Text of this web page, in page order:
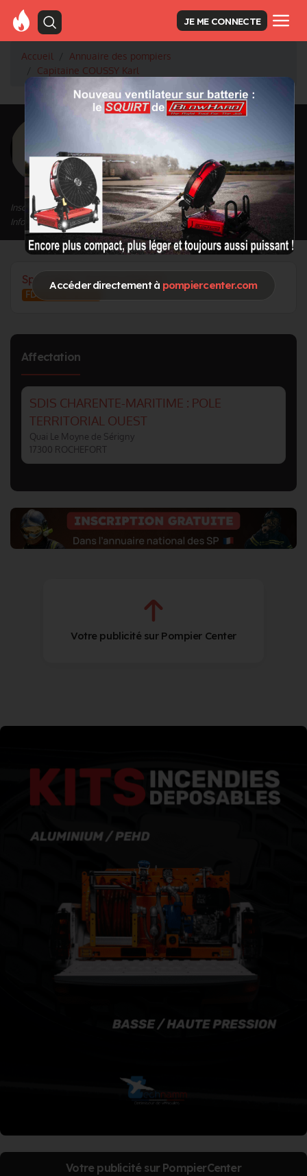
Accéder directement à pompiercenter.com
JE ME CONNECTE
Accueil
Annuaire des pompiers
Capitaine COUSSY Karl
Retour à la liste des pompiers
COUSSY Karl
Grade : Capitaine
Inscrit depuis le 12/09/2020 à 14:00
Informations mises à jour le 12/11/2024 à 09:55
Spécialités / Centres d'intérêt
FDF Feux de foret
Affectation
SDIS CHARENTE-MARITIME : POLE
TERRITORIAL OUEST
Quai Le Moyne de Sérigny
17300 ROCHEFORT
Votre publicité sur Pompier Center
Votre publicité sur PompierCenter